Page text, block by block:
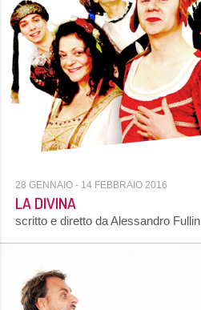
28 GENNAIO - 14 FEBBRAIO 2016
LA DIVINA
scritto e diretto da Alessandro Fullin